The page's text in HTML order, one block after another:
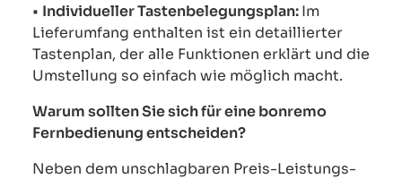
• Individueller Tastenbelegungsplan:Im
Lieferumfang enthalten ist ein detaillierter
Tastenplan, der alle Funktionen erklärt und die
Umstellung so einfach wie möglich macht.
Warum sollten Sie sich für eine bonremo
Fernbedienung entscheiden?
Neben dem unschlagbaren Preis-Leistungs-